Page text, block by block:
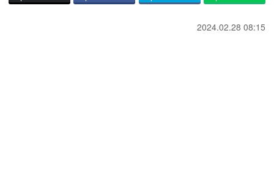
2024.02.28 08:15